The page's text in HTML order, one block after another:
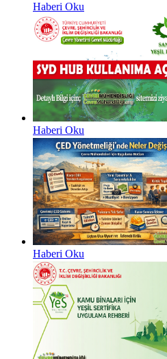
Haberi Oku
Haberi Oku
Haberi Oku